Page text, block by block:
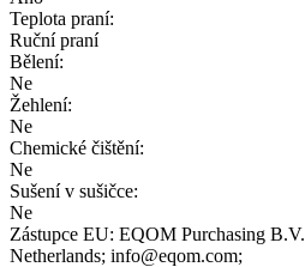
Teplota praní:
Ruční praní
Bělení:
Ne
Žehlení:
Ne
Chemické čištění:
Ne
Sušení v sušičce:
Ne
Zástupce EU: EQOM Purchasing B.V.
Netherlands; info@eqom.com;